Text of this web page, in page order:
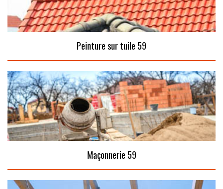
Peinture sur tuile 59
Maçonnerie 59